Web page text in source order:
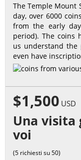
The Temple Mount
day, over 6000
from the early
period). The coins
us understand the
even have
$1,500 USD
Una visita
voi
(5 richiesti su 50)